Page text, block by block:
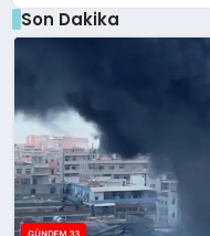
Son Dakika